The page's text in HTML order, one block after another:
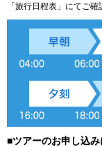
「旅行日程表」にてご確
■ツアーのお申し込み